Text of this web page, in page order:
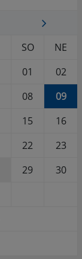
SO
NE
01
02
08
09
15
16
22
23
29
30